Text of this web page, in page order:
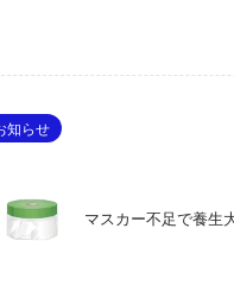
知らせ
マスカー不足で養生